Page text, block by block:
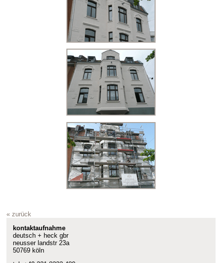
« zurück
kontaktaufnahme
deutsch + heck gbr
neusser landstr 23a
50769 köln